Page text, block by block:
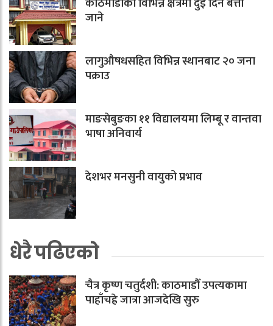
जाने
लागुऔषधसहित विभिन्न स्थानबाट २० जना
पक्राउ
माङसेबुङका ११ विद्यालयमा लिम्बू र वान्तवा
भाषा अनिवार्य
देशभर मनसुनी वायुको प्रभाव
धेरै पढिएको
चैत्र कृष्ण चतुर्दशी: काठमाडौँ उपत्यकामा
पाहाँचह्रे जात्रा आजदेखि सुरु